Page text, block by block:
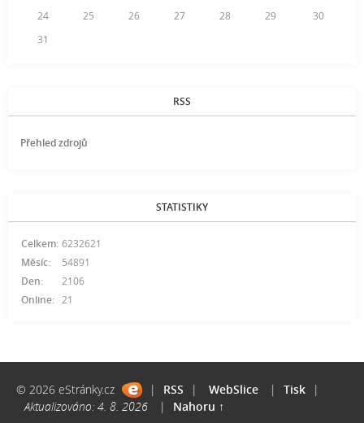
24
25 26 27 28 29
30
31
RSS
Přehled zdrojů
STATISTIKY
Online: 21
Celkem: 6232621
Měsíc:
54891
Den:
2106
© 2026 eStránky.cz | RSS | WebSlice | Tisk
|
Aktualizováno: 4. 8. 2026
| Nahoru ↑